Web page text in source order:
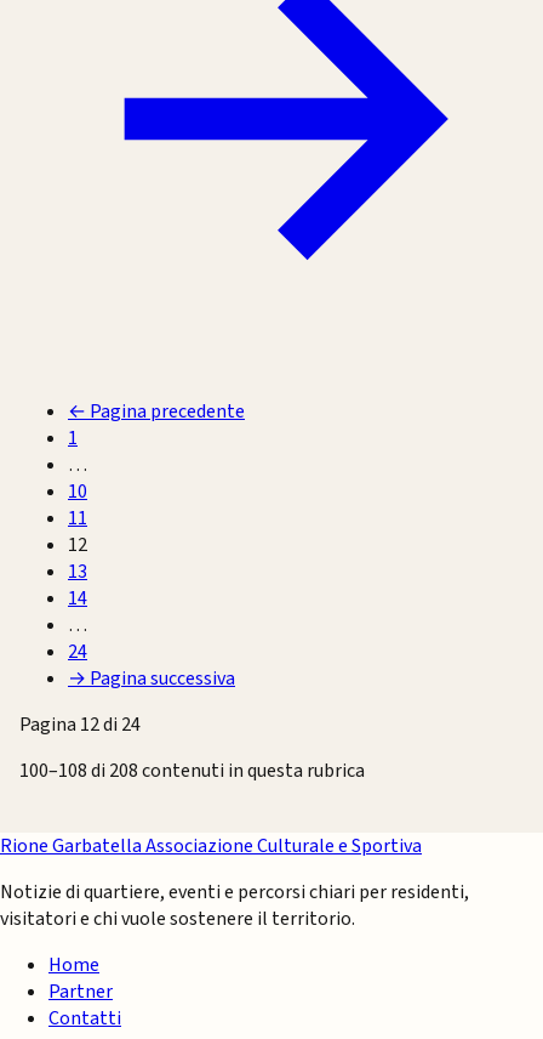
← Pagina precedente
1
…
10
11
12
13
14
…
24
→ Pagina successiva
Pagina 12 di 24
100–108 di 208 contenuti in questa rubrica
Rione GarbatellaAssociazione Culturale e Sportiva
Notizie di quartiere, eventi e percorsi chiari per residenti,
visitatori e chi vuole sostenere il territorio.
Home
Partner
Contatti